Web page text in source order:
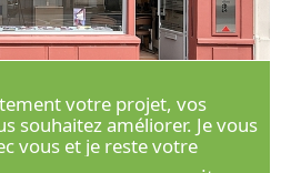
votre projet, vos
souhaitez améliorer. Je vous
vous et je reste votre
ma façon de vous